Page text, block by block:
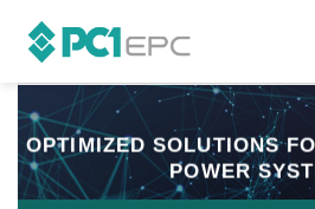
OPTIMIZED SOLUTIONS
POWER